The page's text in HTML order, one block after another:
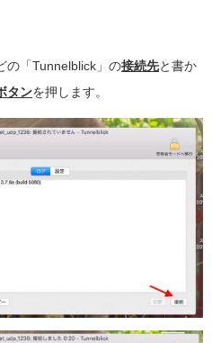
の「Tunnelblick」の接続先と書か
タンを押します。